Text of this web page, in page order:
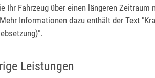
Ihr Fahrzeug über einen längeren Zeitraum
Informationen dazu enthält der Text
Leistungen